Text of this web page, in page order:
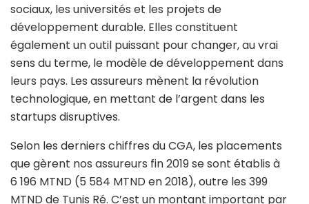
sociaux, les universités et les projets de
développement durable. Elles constituent
également un outil puissant pour changer, au vrai
sens du terme, le modèle de développement dans
leurs pays. Les assureurs mènent la révolution
technologique, en mettant de l’argent dans les
startups disruptives.
Selon les derniers chiffres du CGA, les placements
que gèrent nos assureurs fin 2019 se sont établis à
6 196 MTND (5 584 MTND en 2018), outre les 399
MTND de Tunis Ré. C’est un montant important par